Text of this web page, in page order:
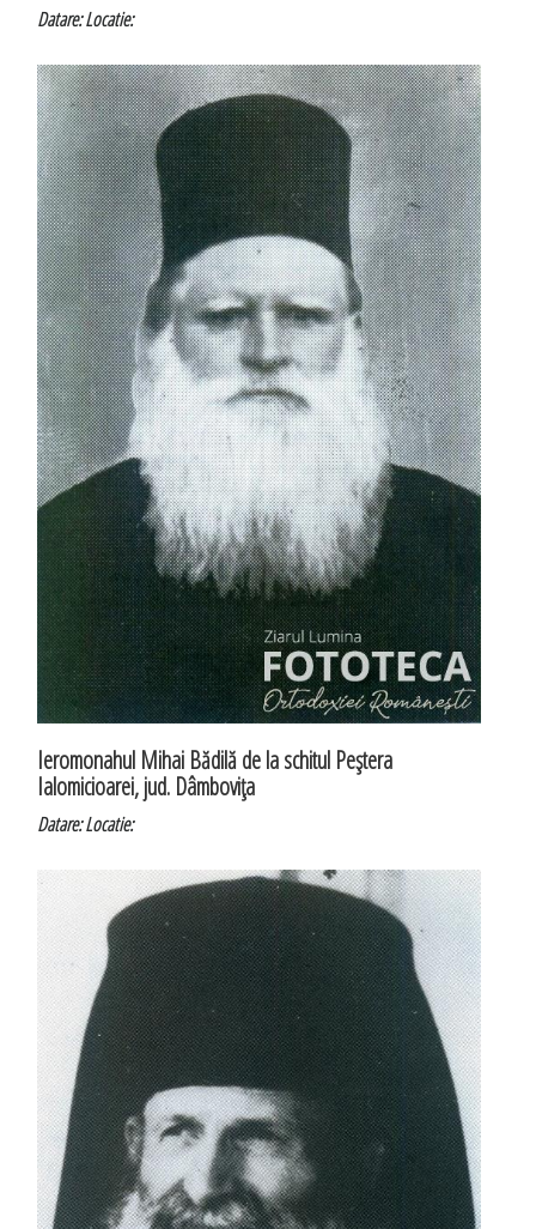
Datare:Locatie:
Ieromonahul Mihai Bădilă de la schitul Peştera
Ialomicioarei, jud. Dâmboviţa
Datare:Locatie: